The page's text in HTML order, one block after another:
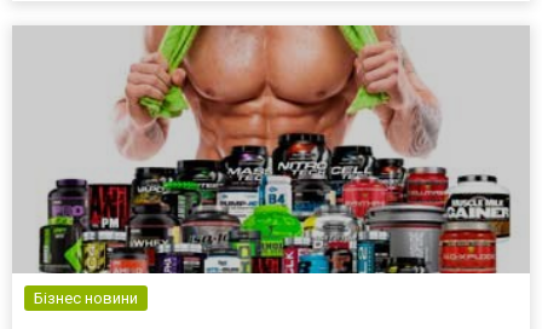
Бізнес новини